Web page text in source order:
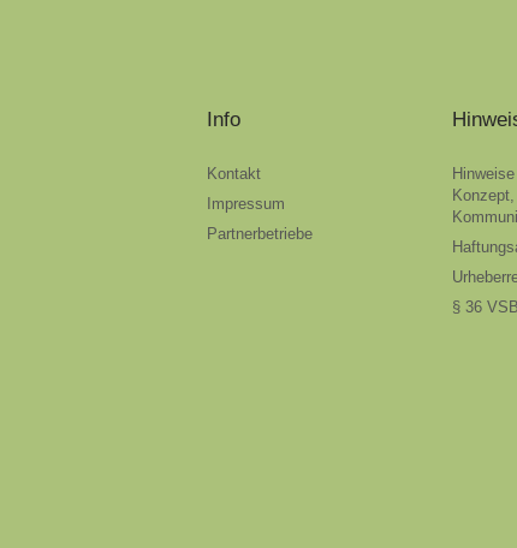
Info
Kontakt
Impressum
Partnerbetriebe
Konzept,
§ 36